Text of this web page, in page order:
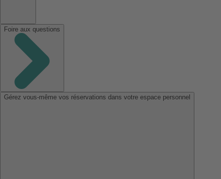
Foire aux questions
Gérez vous-même vos réservations dans votre espace personnel